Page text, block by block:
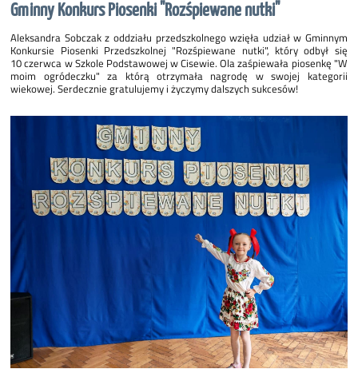
Gminny Konkurs Piosenki "Rozśpiewane nutki"
Aleksandra Sobczak z oddziału przedszkolnego wzięła udział w Gminnym
Konkursie Piosenki Przedszkolnej "Rozśpiewane nutki", który odbył się
10 czerwca w Szkole Podstawowej w Cisewie. Ola zaśpiewała piosenkę "W
moim ogródeczku" za którą otrzymała nagrodę w swojej kategorii
wiekowej. Serdecznie gratulujemy i życzymy dalszych sukcesów!